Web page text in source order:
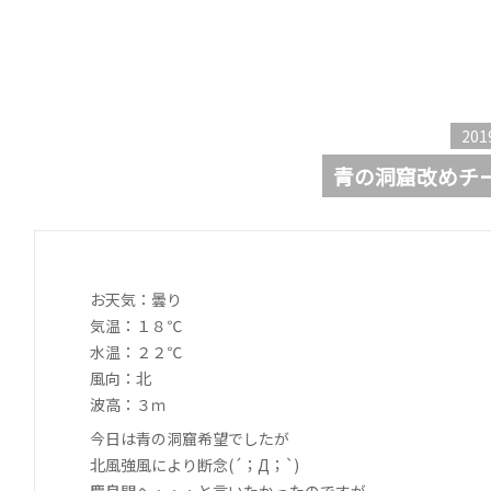
青の洞窟改めチ
お天気：曇り
気温：１８℃
水温：２２℃
風向：北
波高：３ｍ
今日は青の洞窟希望でしたが
北風強風により断念(´；Д；`)